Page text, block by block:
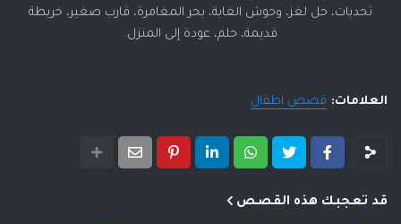
تحديات، حل لغز، وحوش الغابة، بحر المغامرة، قارب صغير، خريطة
قديمة، حلم، عودة إلى المنزل.
العلامات: قصص اطفال
قد تعجبك هذه القصص